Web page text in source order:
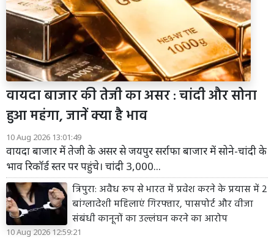
वायदा बाजार की तेजी का असर : चांदी और सोना
हुआ महंगा, जानें क्या है भाव
10 Aug 2026 13:01:49
वायदा बाजार में तेजी के असर से जयपुर सर्राफा बाजार में सोने-चांदी के
भाव रिकॉर्ड स्तर पर पहुंचे। चांदी 3,000...
त्रिपुरा: अवैध रूप से भारत में प्रवेश करने के प्रयास में 2
बांग्लादेशी महिलाएं गिरफ्तार, पासपोर्ट और वीजा
संबंधी कानूनों का उल्लंघन करने का आरोप
10 Aug 2026 12:59:21